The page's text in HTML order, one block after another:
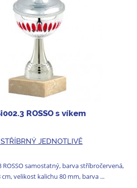
ROSSO s víkem
JEDNOTLIVĚ
samostatný, barva stříbročervená,
velikost kalichu 80 mm, barva ...